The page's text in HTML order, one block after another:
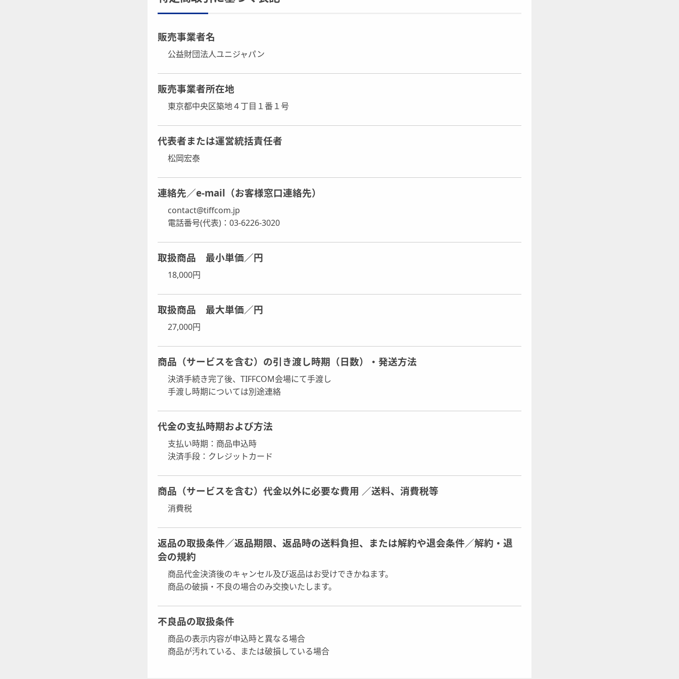
販売事業者名
公益財団法人ユニジャパン
販売事業者所在地
東京都中央区築地４丁目１番１号
代表者または運営統括責任者
松岡宏泰
連絡先／e-mail（お客様窓口連絡先）
contact@tiffcom.jp
電話番号(代表)：03-6226-3020
取扱商品 最小単価／円
18,000円
取扱商品 最大単価／円
27,000円
商品（サービスを含む）の引き渡し時期（日数）・発送方法
決済手続き完了後、TIFFCOM会場にて手渡し
手渡し時期については別途連絡
代金の支払時期および方法
支払い時期：商品申込時
決済手段：クレジットカード
商品（サービスを含む）代金以外に必要な費用 ／送料、消費税等
消費税
返品の取扱条件／返品期限、返品時の送料負担、または解約や退会条件／解約・退
会の規約
商品代金決済後のキャンセル及び返品はお受けできかねます。
商品の破損・不良の場合のみ交換いたします。
不良品の取扱条件
商品の表示内容が申込時と異なる場合
商品が汚れている、または破損している場合